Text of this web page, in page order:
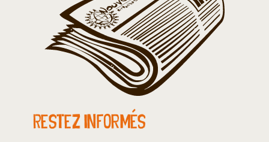
Restez informés